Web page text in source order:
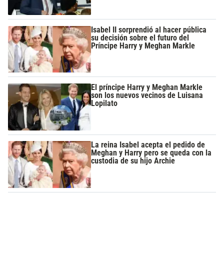
Isabel II sorprendió al hacer pública
su decisión sobre el futuro del
Príncipe Harry y Meghan Markle
El príncipe Harry y Meghan Markle
son los nuevos vecinos de Luisana
Lopilato
La reina Isabel acepta el pedido de
Meghan y Harry pero se queda con la
custodia de su hijo Archie